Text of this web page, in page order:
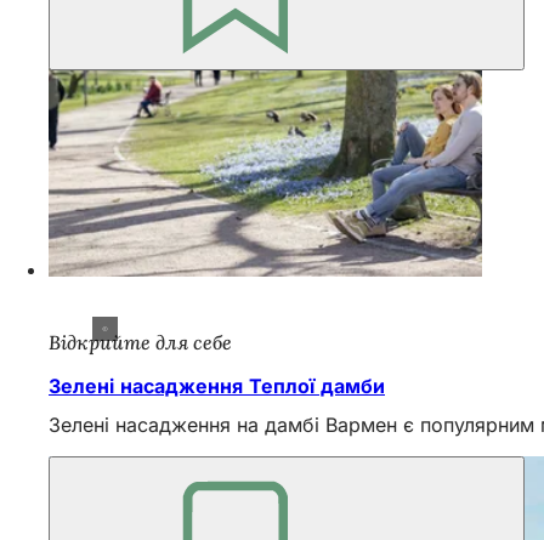
Відкрийте для себе
Зелені насадження Теплої дамби
Зелені насадження на дамбі Вармен є